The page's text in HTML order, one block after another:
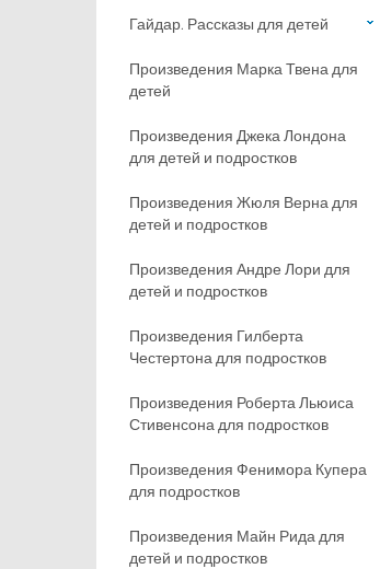
Гайдар. Рассказы для детей
Произведения Марка Твена для
детей
Произведения Джека Лондона
для детей и подростков
Произведения Жюля Верна для
детей и подростков
Произведения Андре Лори для
детей и подростков
Произведения Гилберта
Честертона для подростков
Произведения Роберта Льюиса
Стивенсона для подростков
Произведения Фенимора Купера
для подростков
Произведения Майн Рида для
детей и подростков